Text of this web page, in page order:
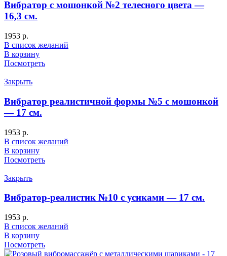
Вибратор с мошонкой №2 телесного цвета —
16,3 см.
1953 р.
В список желаний
В корзину
Посмотреть
Закрыть
Вибратор реалистичной формы №5 с мошонкой
— 17 см.
1953 р.
В список желаний
В корзину
Посмотреть
Закрыть
Вибратор-реалистик №10 с усиками — 17 см.
1953 р.
В список желаний
В корзину
Посмотреть